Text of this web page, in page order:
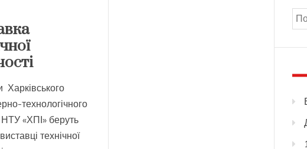
Харківського
технологічного
«ХПІ» беруть
технічної